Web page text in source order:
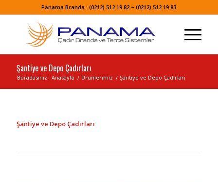
Panama Branda : (0212) 512 19 82 – (0212) 512 19 83
Şantiye ve Depo Çadırları
Buradasınız: Anasayfa / Ürünlerimiz / Şantiye ve Depo Çadırları
Şantiye ve Depo Çadırları